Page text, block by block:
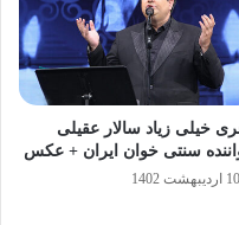
خیلی زیاد سالار عقیلی
سنتی خوان ایران + عکس
10 اردیبهشت 1402